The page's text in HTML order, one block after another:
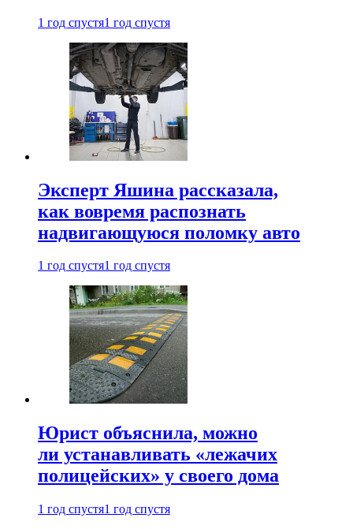
1 год спустя1 год спустя
Эксперт Яшина рассказала,
как вовремя распознать
надвигающуюся поломку авто
1 год спустя1 год спустя
Юрист объяснила, можно
ли устанавливать «лежачих
полицейских» у своего дома
1 год спустя1 год спустя